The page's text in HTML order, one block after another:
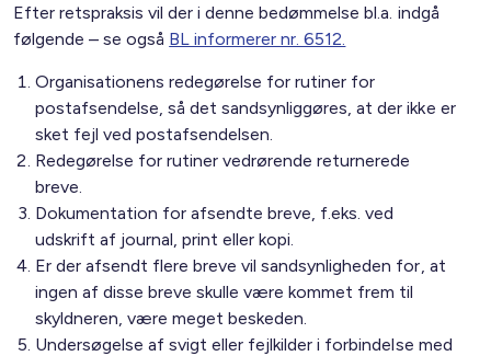
Efter retspraksis vil der i denne bedømmelse bl.a. indgå
følgende – se også BL informerer nr. 6512.
Organisationens redegørelse for rutiner for
postafsendelse, så det sandsynliggøres, at der ikke er
sket fejl ved postafsendelsen.
Redegørelse for rutiner vedrørende returnerede
breve.
Dokumentation for afsendte breve, f.eks. ved
udskrift af journal, print eller kopi.
Er der afsendt flere breve vil sandsynligheden for, at
ingen af disse breve skulle være kommet frem til
skyldneren, være meget beskeden.
Undersøgelse af svigt eller fejlkilder i forbindelse med